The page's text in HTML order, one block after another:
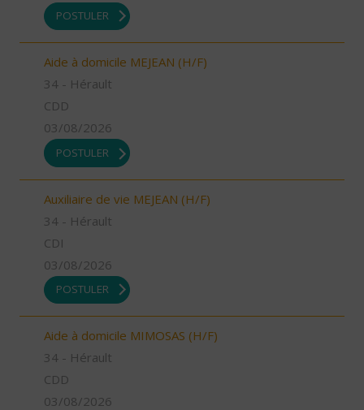
POSTULER
Aide à domicile MEJEAN (H/F)
34 - Hérault
CDD
03/08/2026
POSTULER
Auxiliaire de vie MEJEAN (H/F)
34 - Hérault
CDI
03/08/2026
POSTULER
Aide à domicile MIMOSAS (H/F)
34 - Hérault
CDD
03/08/2026